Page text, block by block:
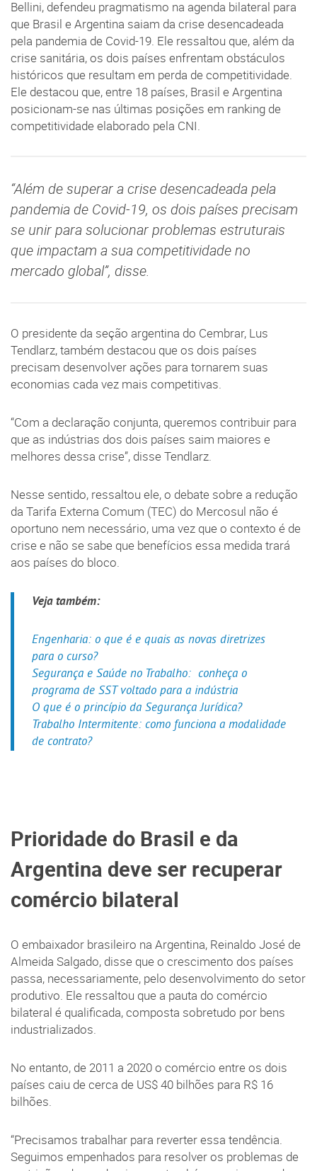
Bellini, defendeu pragmatismo na agenda bilateral para
que Brasil e Argentina saiam da crise desencadeada
pela pandemia de Covid-19. Ele ressaltou que, além da
crise sanitária, os dois países enfrentam obstáculos
históricos que resultam em perda de competitividade.
Ele destacou que, entre 18 países, Brasil e Argentina
posicionam-se nas últimas posições em ranking de
competitividade elaborado pela CNI.
“Além de superar a crise desencadeada pela
pandemia de Covid-19, os dois países precisam
se unir para solucionar problemas estruturais
que impactam a sua competitividade no
mercado global”, disse.
O presidente da seção argentina do Cembrar, Lus
Tendlarz, também destacou que os dois países
precisam desenvolver ações para tornarem suas
economias cada vez mais competitivas.
“Com a declaração conjunta, queremos contribuir para
que as indústrias dos dois países saim maiores e
melhores dessa crise”, disse Tendlarz.
Nesse sentido, ressaltou ele, o debate sobre a redução
da Tarifa Externa Comum (TEC) do Mercosul não é
oportuno nem necessário, uma vez que o contexto é de
crise e não se sabe que benefícios essa medida trará
aos países do bloco.
Veja também:
Engenharia: o que é e quais as novas diretrizes
para o curso?
Segurança e Saúde no Trabalho: conheça o
programa de SST voltado para a indústria
O que é o princípio da Segurança Jurídica?
Trabalho Intermitente: como funciona a modalidade
de contrato?
Prioridade do Brasil e da
Argentina deve ser recuperar
comércio bilateral
O embaixador brasileiro na Argentina, Reinaldo José de
Almeida Salgado, disse que o crescimento dos países
passa, necessariamente, pelo desenvolvimento do setor
produtivo. Ele ressaltou que a pauta do comércio
bilateral é qualificada, composta sobretudo por bens
industrializados.
No entanto, de 2011 a 2020 o comércio entre os dois
países caiu de cerca de US$ 40 bilhões para R$ 16
bilhões.
“Precisamos trabalhar para reverter essa tendência.
Seguimos empenhados para resolver os problemas de